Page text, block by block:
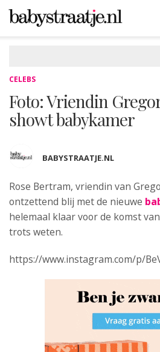
CELEBS
Foto: Vriendin
showt babykamer
BABYSTRAATJE.NL
Rose Bertram, vriendin van
ontzettend blij met de nieuwe
helemaal klaar voor de komst
trots weten.
https://www.instagram.com/p/